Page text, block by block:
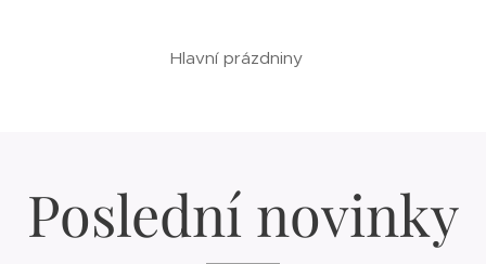
Hlavní prázdniny
Poslední novinky